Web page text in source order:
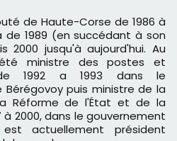
de Haute-Corse de 1986 à
de 1989 (en succédant à son
2000 jusqu'à aujourd'hui. Au
ministre des postes et
de 1992 a 1993 dans le
Bérégovoypuis ministre de la
Réforme de l'État et de la
2000, dans le gouvernement
actuellement président